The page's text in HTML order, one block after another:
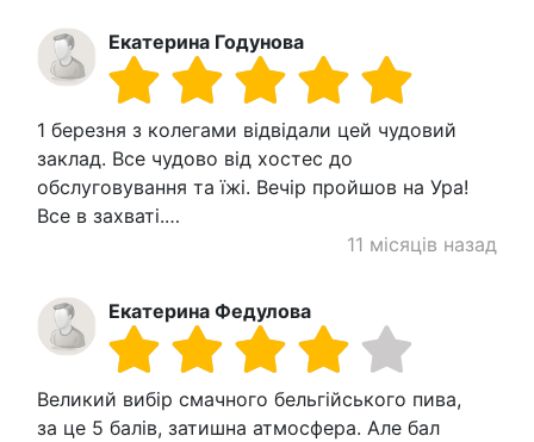
Екатерина Годунова
1 березня з колегами відвідали цей чудовий
заклад. Все чудово від хостес до
обслуговування та їжі. Вечір пройшов на Ура!
Все в захваті.…
11 місяців назад
Екатерина Федулова
Великий вибір смачного бельгійського пива,
за це 5 балів, затишна атмосфера. Але бал